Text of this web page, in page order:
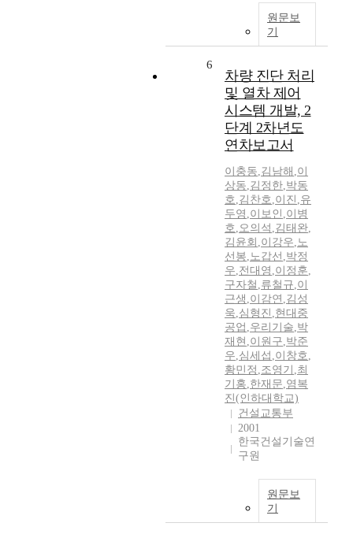
원문보
기
6
차량 진단 처리
및 열차 제어
시스템 개발, 2
단계 2차년도
연차보고서
이충동,김남해 ,이
상동,김정한,박동
호,김찬호,이진 ,유
두영 ,이보인 ,이병
호,오의석 ,김태완,
김윤회 ,이강우,노
선봉,노갑선 ,박정
우,전대영 ,이정훈,
구자철 ,류철규,이
근생 ,이감연 ,김성
욱,심형진 ,현대중
공업 ,우리기술,박
재현 ,이원구,박준
우,심세섭 ,이창호,
황민정 ,조영기 ,최
기홍,한재문,염복
진(인하대학교)
건설교통부
2001
한국건설기술연
구원
원문보
기